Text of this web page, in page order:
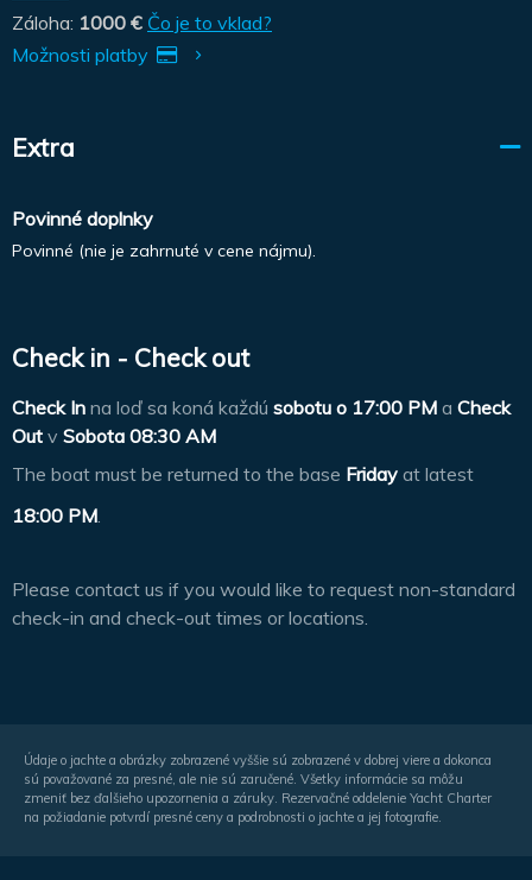
Záloha: 1000 € Čo je to vklad?
Možnosti platby
Extra
Povinné doplnky
Povinné (nie je zahrnuté v cene nájmu).
Check in - Check out
Check In na loď sa koná každú sobotu o 17:00 PM a Check
Out v Sobota 08:30 AM
The boat must be returned to the base Friday at latest
18:00 PM.
Please contact us if you would like to request non-standard
check-in and check-out times or locations.
Údaje o jachte a obrázky zobrazené vyššie sú zobrazené v dobrej viere a dokonca
sú považované za presné, ale nie sú zaručené. Všetky informácie sa môžu
zmeniť bez ďalšieho upozornenia a záruky. Rezervačné oddelenie Yacht Charter
na požiadanie potvrdí presné ceny a podrobnosti o jachte a jej fotografie.